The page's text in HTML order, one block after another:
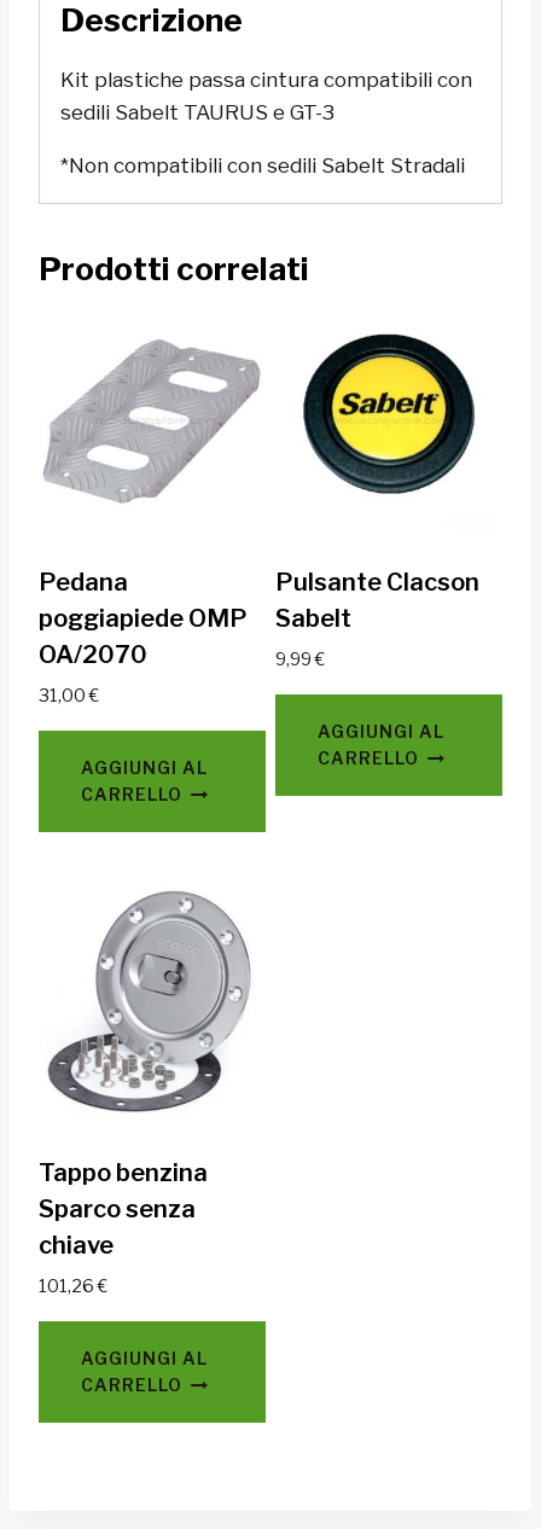
Descrizione
Kit plastiche passa cintura compatibili con
sedili Sabelt TAURUS e GT-3
*Non compatibili con sedili Sabelt Stradali
Prodotti correlati
Pedana
poggiapiede OMP
OA/2070
31,00€
AGGIUNGI AL
CARRELLO
Pulsante Clacson
Sabelt
9,99€
AGGIUNGI AL
CARRELLO
Tappo benzina
Sparco senza
chiave
101,26€
AGGIUNGI AL
CARRELLO